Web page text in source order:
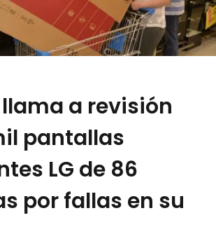
a revisión
pantallas
LG de 86
por fallas en su